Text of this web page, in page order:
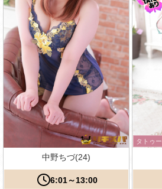
中野ちづ(24)
6:01～13:00
タトゥ